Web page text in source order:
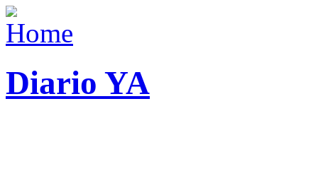
Diario YA